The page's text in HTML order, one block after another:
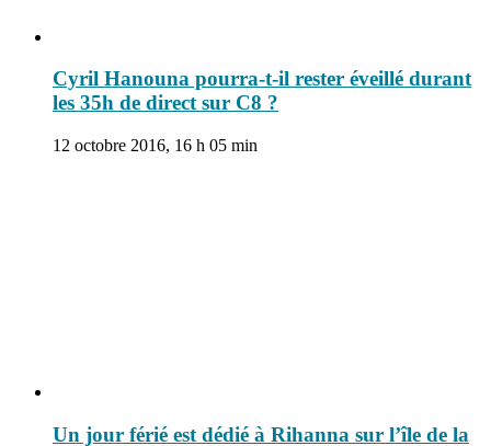
Cyril Hanouna pourra-t-il rester éveillé durant
les 35h de direct sur C8 ?
12 octobre 2016, 16 h 05 min
Un jour férié est dédié à Rihanna sur l’île de la